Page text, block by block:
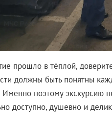
прошло в тёплой,
должны быть понятны
Именно поэтому экскурсию
доступно, душевно и